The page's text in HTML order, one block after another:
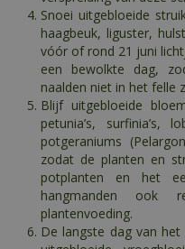
Snoei uitgebloeide
haagbeuk, liguster,
vóór of rond 21 juni
een bewolkte dag,
naalden niet in het felle
Blijf uitgebloeide
petunia’s, surfinia’s,
potgeraniums
zodat de planten en
potplanten en het
hangmanden ook
plantenvoeding.
De langste dag van